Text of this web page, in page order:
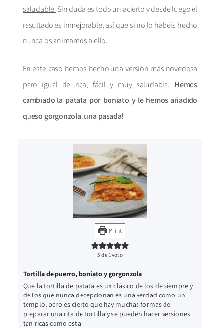
saludable. Sin duda es todo un acierto y desde luego el
resultado es inmejorable, así que si no lo habéis hecho
nunca os animamos a ello.
En este caso hemos hecho una versión más novedosa
pero igual de rica, fácil y muy saludable. Hemos
cambiado la patata por boniato y le hemos añadido
queso gorgonzola, una pasada!
Print
5 de 1 voto
Tortilla de puerro, boniato y gorgonzola
Que la tortilla de patata es un clásico de los de siempre y
de los que nunca decepcionan es una verdad como un
templo, pero es cierto que hay muchas formas de
preparar una rita de tortilla y se pueden hacer versiones
tan ricas como esta.